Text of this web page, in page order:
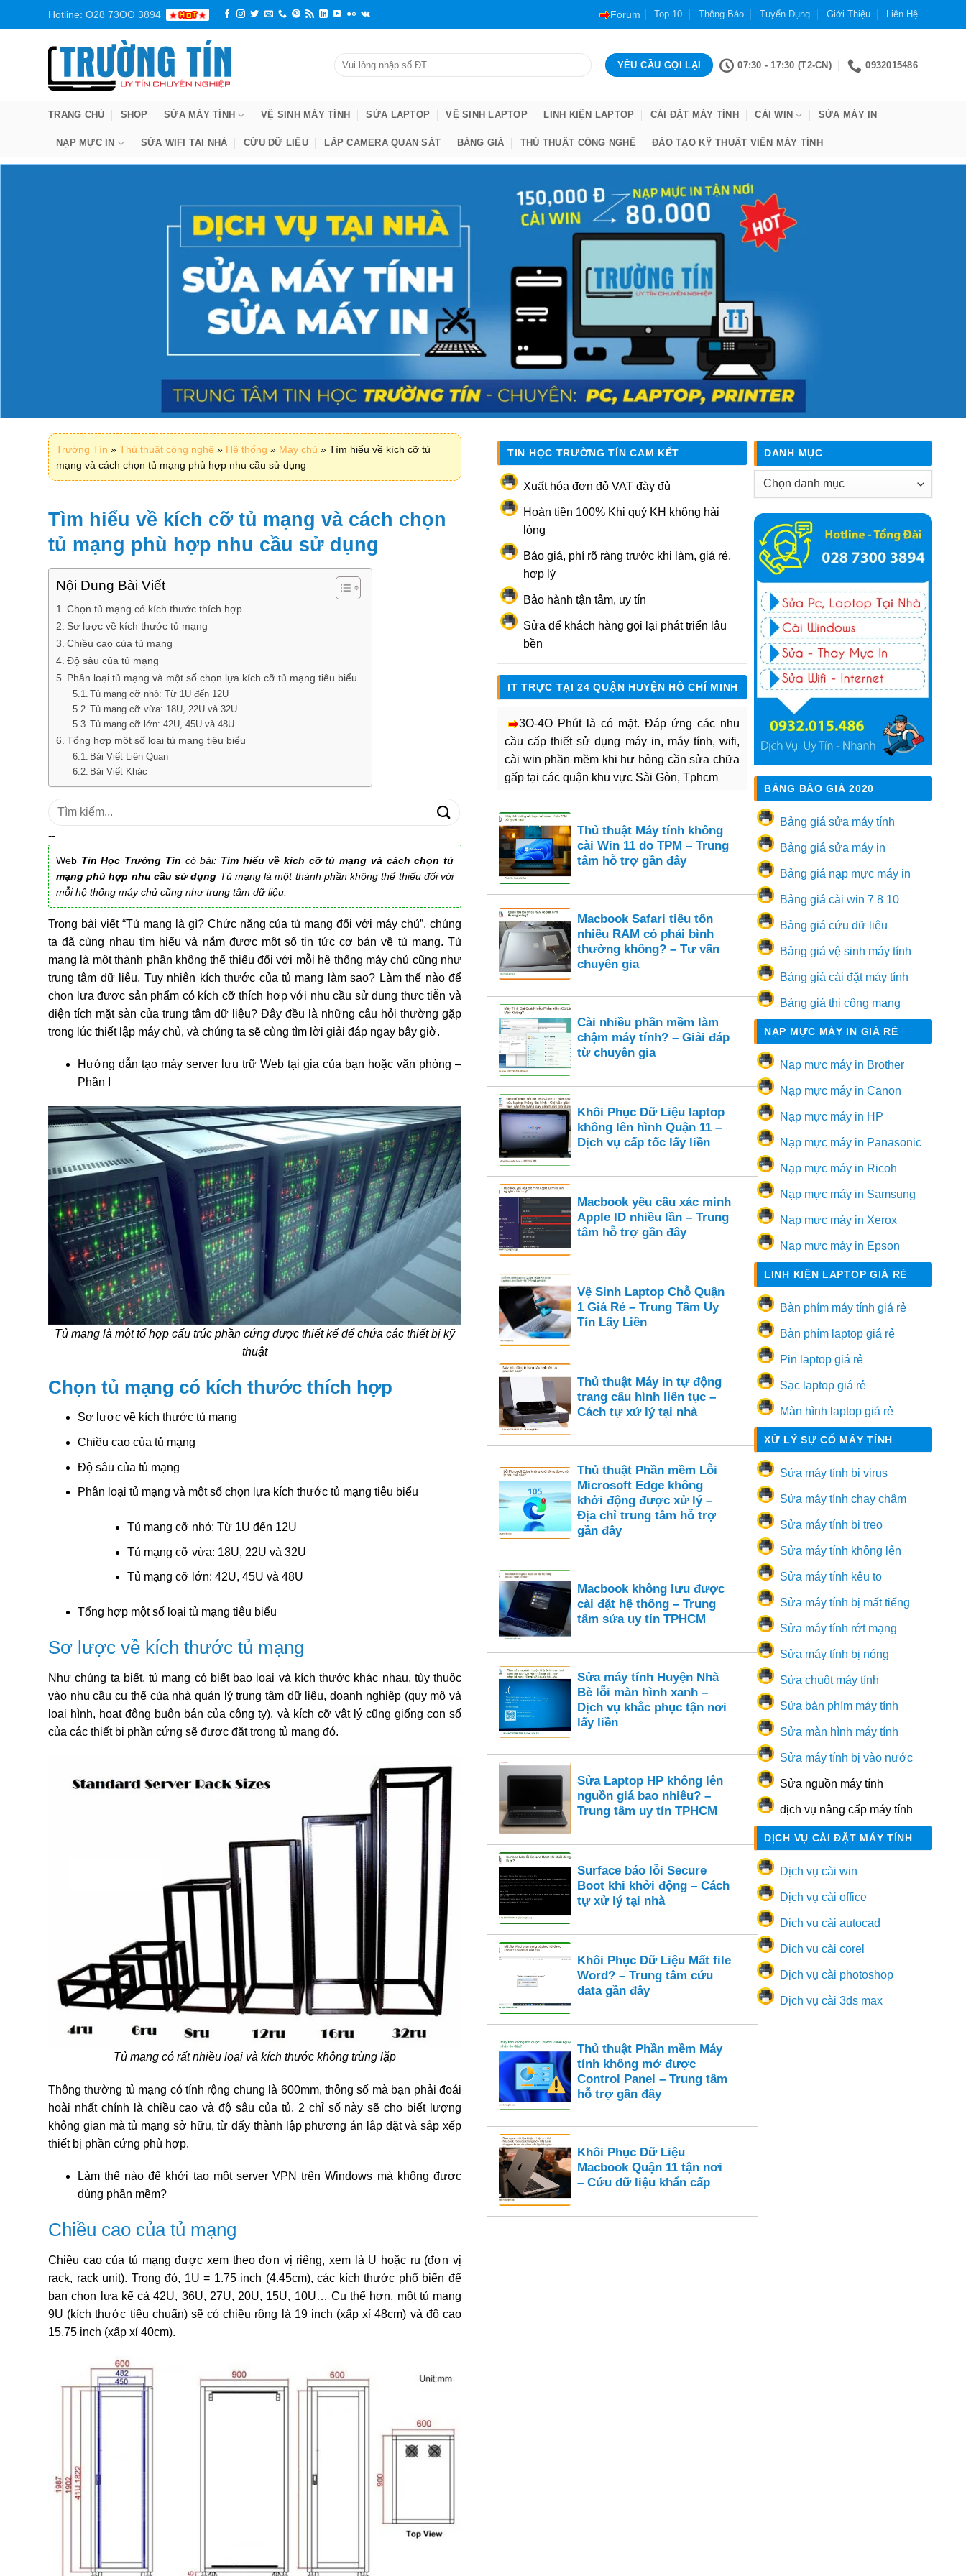
Hotline: O28 73OO 3894 Forum Top 10 Thông Báo Tuyển Dụng Giới Thiệu Liên Hệ
07:30 - 17:30 (T2-CN) 0932015486
TRANG CHỦ SHOP SỬA MÁY TÍNH VỆ SINH MÁY TÍNH SỬA LAPTOP VỆ SINH LAPTOP LINH KIỆN LAPTOP CÀI ĐẶT MÁY TÍNH CÀI WIN SỬA MÁY IN
NẠP MỰC IN SỬA WIFI TẠI NHÀ CỨU DỮ LIỆU LẮP CAMERA QUAN SÁT BẢNG GIÁ THỦ THUẬT CÔNG NGHỆ ĐÀO TẠO KỸ THUẬT VIÊN MÁY TÍNH
Trường Tín » Thủ thuật công nghệ » Hệ thống » Máy chủ » Tìm hiểu về kích cỡ tủ
mạng và cách chọn tủ mạng phù hợp nhu cầu sử dụng
Tìm hiểu về kích cỡ tủ mạng và cách chọn
tủ mạng phù hợp nhu cầu sử dụng
Nội Dung Bài Viết
Chọn tủ mạng có kích thước thích hợp
Sơ lược về kích thước tủ mạng
Chiều cao của tủ mạng
Độ sâu của tủ mạng
Phân loại tủ mạng và một số chọn lựa kích cỡ tủ mạng tiêu biểu
Tủ mạng cỡ nhỏ: Từ 1U đến 12U
Tủ mạng cỡ vừa: 18U, 22U và 32U
Tủ mạng cỡ lớn: 42U, 45U và 48U
Tổng hợp một số loại tủ mạng tiêu biểu
Bài Viết Liên Quan
Bài Viết Khác
Tìm
--
Web Tin Học Trường Tín có bài: Tìm hiểu về kích cỡ tủ mạng và cách chọn tủ
mạng phù hợp nhu cầu sử dụng Tủ mạng là một thành phần không thể thiếu đối với
mỗi hệ thống máy chủ cũng như trung tâm dữ liệu.
Trong bài viết “Tủ mạng là gì? Chức năng của tủ mạng đối với máy chủ”, chúng
ta đã cùng nhau tìm hiểu và nắm được một số tin tức cơ bản về tủ mạng. Tủ
mạng là một thành phần không thể thiếu đối với mỗi hệ thống máy chủ cũng như
trung tâm dữ liệu. Tuy nhiên kích thước của tủ mạng làm sao? Làm thế nào để
chọn lựa được sản phẩm có kích cỡ thích hợp với nhu cầu sử dụng thực tiễn và
diện tích mặt sàn của trung tâm dữ liệu? Đây đều là những câu hỏi thường gặp
trong lúc thiết lập máy chủ, và chúng ta sẽ cùng tìm lời giải đáp ngay bây giờ.
Hướng dẫn tạo máy server lưu trữ Web tại gia của bạn hoặc văn phòng –
Phần I
Tủ mạng là một tổ hợp cấu trúc phần cứng được thiết kế để chứa các thiết bị kỹ
thuật
Chọn tủ mạng có kích thước thích hợp
Sơ lược về kích thước tủ mạng
Chiều cao của tủ mạng
Độ sâu của tủ mạng
Phân loại tủ mạng và một số chọn lựa kích thước tủ mạng tiêu biểu
Tủ mạng cỡ nhỏ: Từ 1U đến 12U
Tủ mạng cỡ vừa: 18U, 22U và 32U
Tủ mạng cỡ lớn: 42U, 45U và 48U
Tổng hợp một số loại tủ mạng tiêu biểu
Sơ lược về kích thước tủ mạng
Như chúng ta biết, tủ mạng có biết bao loại và kích thước khác nhau, tùy thuộc
vào nhu cầu cụ thể của nhà quản lý trung tâm dữ liệu, doanh nghiệp (quy mô và
loại hình, hoạt động buôn bán của công ty), và kích cỡ vật lý cũng giống con số
của các thiết bị phần cứng sẽ được đặt trong tủ mạng đó.
Tủ mạng có rất nhiều loại và kích thước không trùng lặp
Thông thường tủ mạng có tính rộng chung là 600mm, thông số mà bạn phải đoái
hoài nhất chính là chiều cao và độ sâu của tủ. 2 chỉ số này sẽ cho biết lượng
không gian mà tủ mạng sở hữu, từ đấy thành lập phương án lắp đặt và sắp xếp
thiết bị phần cứng phù hợp.
Làm thế nào để khởi tạo một server VPN trên Windows mà không được
dùng phần mềm?
Chiều cao của tủ mạng
Chiều cao của tủ mạng được xem theo đơn vị riêng, xem là U hoặc ru (đơn vị
rack, rack unit). Trong đó, 1U = 1.75 inch (4.45cm), các kích thước phổ biến để
bạn chọn lựa kể cả 42U, 36U, 27U, 20U, 15U, 10U… Cụ thể hơn, một tủ mạng
9U (kích thước tiêu chuẩn) sẽ có chiều rộng là 19 inch (xấp xỉ 48cm) và độ cao
15.75 inch (xấp xỉ 40cm).
TIN HỌC TRƯỜNG TÍN CAM KẾT
Xuất hóa đơn đỏ VAT đày đủ
Hoàn tiền 100% Khi quý KH không hài
lòng
Báo giá, phí rõ ràng trước khi làm, giá rẻ,
hợp lý
Bảo hành tận tâm, uy tín
Sửa để khách hàng gọi lại phát triển lâu
bền
IT TRỰC TẠI 24 QUẬN HUYỆN HỒ CHÍ MINH
3O-4O Phút là có mặt. Đáp ứng các nhu
cầu cấp thiết sử dụng máy in, máy tính, wifi,
cài win phần mềm khi hư hỏng cần sửa chữa
gấp tại các quận khu vực Sài Gòn, Tphcm
Thủ thuật Máy tính không
cài Win 11 do TPM – Trung
tâm hỗ trợ gần đây
Macbook Safari tiêu tốn
nhiều RAM có phải bình
thường không? – Tư vấn
chuyên gia
Cài nhiều phần mềm làm
chậm máy tính? – Giải đáp
từ chuyên gia
Khôi Phục Dữ Liệu laptop
không lên hình Quận 11 –
Dịch vụ cấp tốc lấy liền
Macbook yêu cầu xác minh
Apple ID nhiều lần – Trung
tâm hỗ trợ gần đây
Vệ Sinh Laptop Chỗ Quận
1 Giá Rẻ – Trung Tâm Uy
Tín Lấy Liền
Thủ thuật Máy in tự động
trang cấu hình liên tục –
Cách tự xử lý tại nhà
Thủ thuật Phần mềm Lỗi
Microsoft Edge không
khởi động được xử lý –
Địa chỉ trung tâm hỗ trợ
gần đây
Macbook không lưu được
cài đặt hệ thống – Trung
tâm sửa uy tín TPHCM
Sửa máy tính Huyện Nhà
Bè lỗi màn hình xanh –
Dịch vụ khắc phục tận nơi
lấy liền
Sửa Laptop HP không lên
nguồn giá bao nhiêu? –
Trung tâm uy tín TPHCM
Surface báo lỗi Secure
Boot khi khởi động – Cách
tự xử lý tại nhà
Khôi Phục Dữ Liệu Mất file
Word? – Trung tâm cứu
data gần đây
Thủ thuật Phần mềm Máy
tính không mở được
Control Panel – Trung tâm
hỗ trợ gần đây
Khôi Phục Dữ Liệu
Macbook Quận 11 tận nơi
– Cứu dữ liệu khẩn cấp
DANH MỤC
Danh
BẢNG BÁO GIÁ 2020
Bảng giá sửa máy tính
Bảng giá sửa máy in
Bảng giá nạp mực máy in
Bảng giá cài win 7 8 10
Bảng giá cứu dữ liệu
Bảng giá vệ sinh máy tính
Bảng giá cài đặt máy tính
Bảng giá thi công mạng
NẠP MỰC MÁY IN GIÁ RẺ
Nạp mực máy in Brother
Nạp mực máy in Canon
Nạp mực máy in HP
Nạp mực máy in Panasonic
Nạp mực máy in Ricoh
Nạp mực máy in Samsung
Nạp mực máy in Xerox
Nạp mực máy in Epson
LINH KIỆN LAPTOP GIÁ RẺ
Bàn phím máy tính giá rẻ
Bàn phím laptop giá rẻ
Pin laptop giá rẻ
Sạc laptop giá rẻ
Màn hình laptop giá rẻ
XỬ LÝ SỰ CỐ MÁY TÍNH
Sửa máy tính bị virus
Sửa máy tính chạy chậm
Sửa máy tính bị treo
Sửa máy tính không lên
Sửa máy tính kêu to
Sửa máy tính bị mất tiếng
Sửa máy tính rớt mạng
Sửa máy tính bị nóng
Sửa chuột máy tính
Sửa bàn phím máy tính
Sửa màn hình máy tính
Sửa máy tính bị vào nước
Sửa nguồn máy tính
dịch vụ nâng cấp máy tính
DỊCH VỤ CÀI ĐẶT MÁY TÍNH
Dịch vụ cài win
Dịch vụ cài office
Dịch vụ cài autocad
Dịch vụ cài corel
Dịch vụ cài photoshop
Dịch vụ cài 3ds max